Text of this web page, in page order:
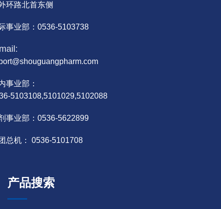
环路北首东侧
事业部：0536-5103738
事业部：
5103108,5101029,5102088
事业部：0536-5622899
总机： 0536-5101708
产品搜索